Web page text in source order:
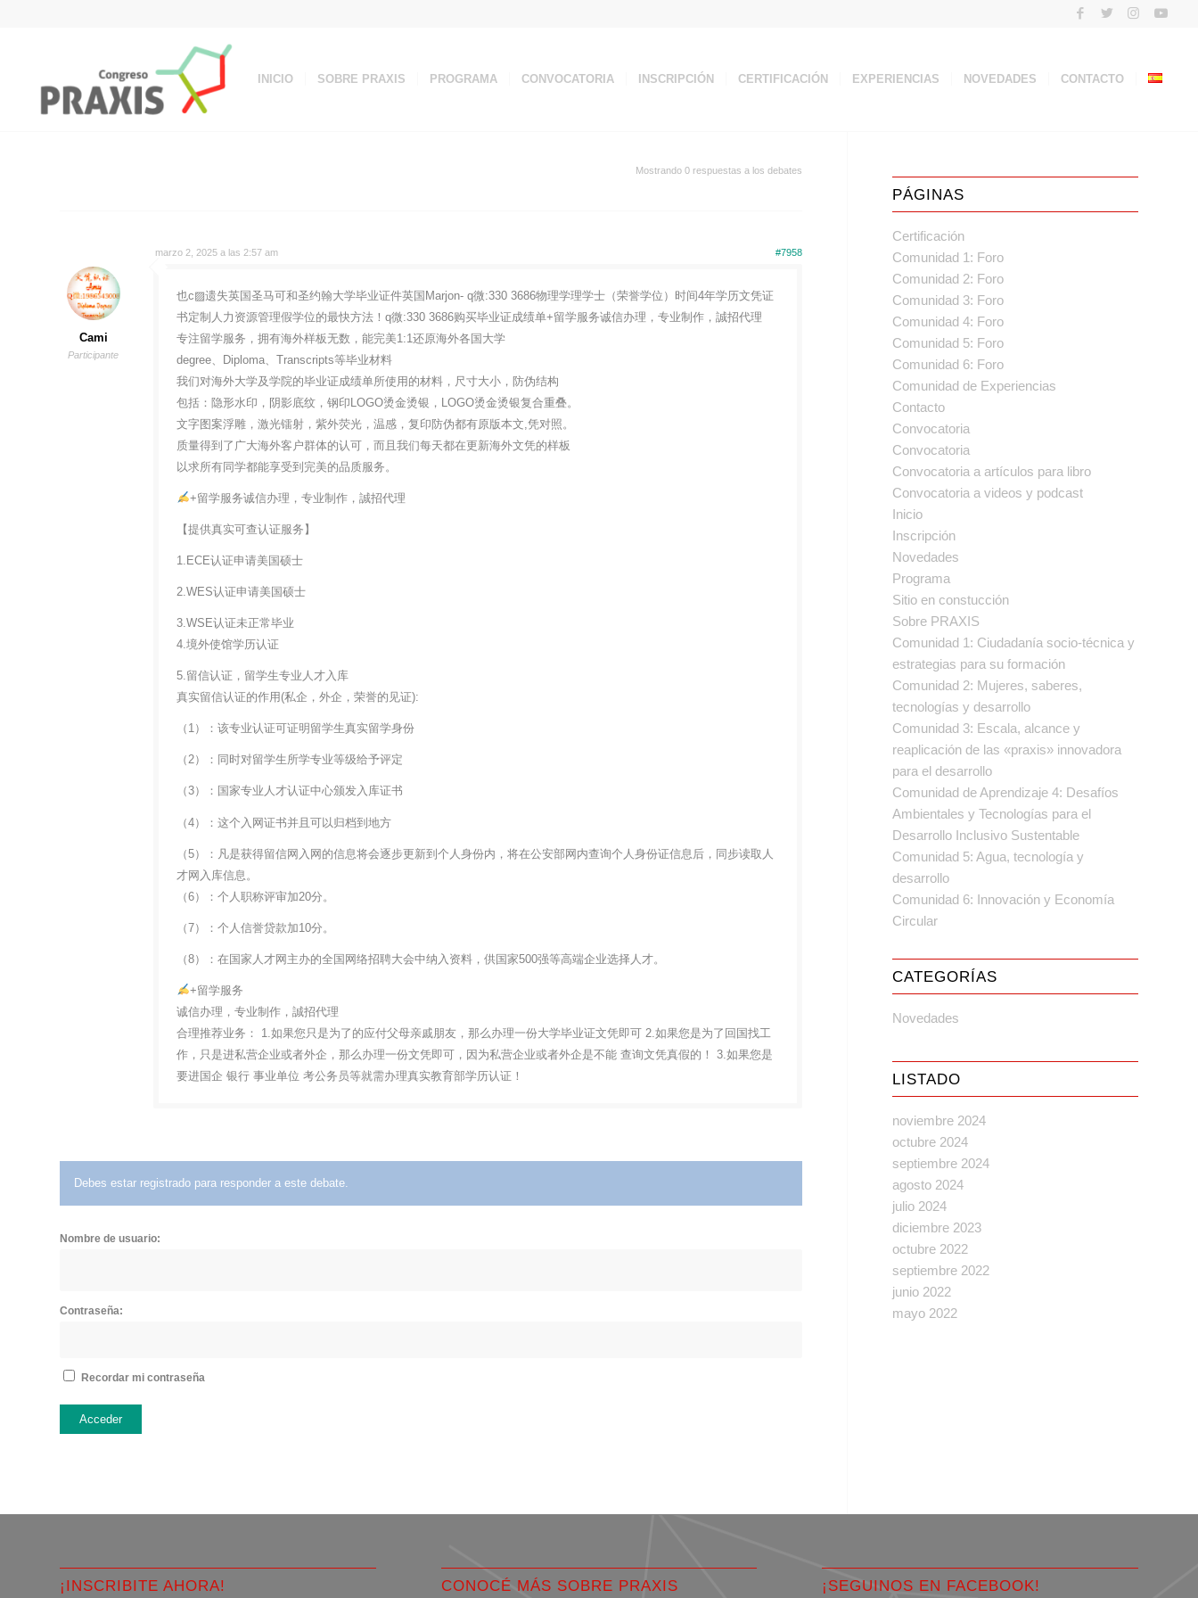
INICIO SOBRE PRAXIS PROGRAMA CONVOCATORIA INSCRIPCIÓN CERTIFICACIÓN EXPERIENCIAS NOVEDADES CONTACTO
Mostrando 0 respuestas a los debates
marzo 2, 2025 a las 2:57 am #7958
Cami
Participante
也c▨遗失英国圣马可和圣约翰大学毕业证件英国Marjon- q微:330 3686物理学理学士（荣誉学位）时间4年学历文凭证
书定制人力资源管理假学位的最快方法！q微:330 3686购买毕业证成绩单+留学服务诚信办理，专业制作，誠招代理
专注留学服务，拥有海外样板无数，能完美1:1还原海外各国大学
degree、Diploma、Transcripts等毕业材料
我们对海外大学及学院的毕业证成绩单所使用的材料，尺寸大小，防伪结构
包括：隐形水印，阴影底纹，钢印LOGO烫金烫银，LOGO烫金烫银复合重叠。
文字图案浮雕，激光镭射，紫外荧光，温感，复印防伪都有原版本文,凭对照。
质量得到了广大海外客户群体的认可，而且我们每天都在更新海外文凭的样板
以求所有同学都能享受到完美的品质服务。
+留学服务诚信办理，专业制作，誠招代理
【提供真实可查认证服务】
1.ECE认证申请美国硕士
2.WES认证申请美国硕士
3.WSE认证未正常毕业
4.境外使馆学历认证
5.留信认证，留学生专业人才入库
真实留信认证的作用(私企，外企，荣誉的见证):
（1）：该专业认证可证明留学生真实留学身份
（2）：同时对留学生所学专业等级给予评定
（3）：国家专业人才认证中心颁发入库证书
（4）：这个入网证书并且可以归档到地方
（5）：凡是获得留信网入网的信息将会逐步更新到个人身份内，将在公安部网内查询个人身份证信息后，同步读取人
才网入库信息。
（6）：个人职称评审加20分。
（7）：个人信誉贷款加10分。
（8）：在国家人才网主办的全国网络招聘大会中纳入资料，供国家500强等高端企业选择人才。
+留学服务
诚信办理，专业制作，誠招代理
合理推荐业务： 1.如果您只是为了的应付父母亲戚朋友，那么办理一份大学毕业证文凭即可 2.如果您是为了回国找工
作，只是进私营企业或者外企，那么办理一份文凭即可，因为私营企业或者外企是不能 查询文凭真假的！ 3.如果您是
要进国企 银行 事业单位 考公务员等就需办理真实教育部学历认证！
Debes estar registrado para responder a este debate.
Nombre de usuario:
Contraseña:
Recordar mi contraseña
Acceder
PÁGINAS
Certificación
Comunidad 1: Foro
Comunidad 2: Foro
Comunidad 3: Foro
Comunidad 4: Foro
Comunidad 5: Foro
Comunidad 6: Foro
Comunidad de Experiencias
Contacto
Convocatoria
Convocatoria
Convocatoria a artículos para libro
Convocatoria a videos y podcast
Inicio
Inscripción
Novedades
Programa
Sitio en constucción
Sobre PRAXIS
Comunidad 1: Ciudadanía socio-técnica y
estrategias para su formación
Comunidad 2: Mujeres, saberes,
tecnologías y desarrollo
Comunidad 3: Escala, alcance y
reaplicación de las «praxis» innovadora
para el desarrollo
Comunidad de Aprendizaje 4: Desafíos
Ambientales y Tecnologías para el
Desarrollo Inclusivo Sustentable
Comunidad 5: Agua, tecnología y
desarrollo
Comunidad 6: Innovación y Economía
Circular
CATEGORÍAS
Novedades
LISTADO
noviembre 2024
octubre 2024
septiembre 2024
agosto 2024
julio 2024
diciembre 2023
octubre 2022
septiembre 2022
junio 2022
mayo 2022
¡INSCRIBITE AHORA! CONOCÉ MÁS SOBRE PRAXIS ¡SEGUINOS EN FACEBOOK!